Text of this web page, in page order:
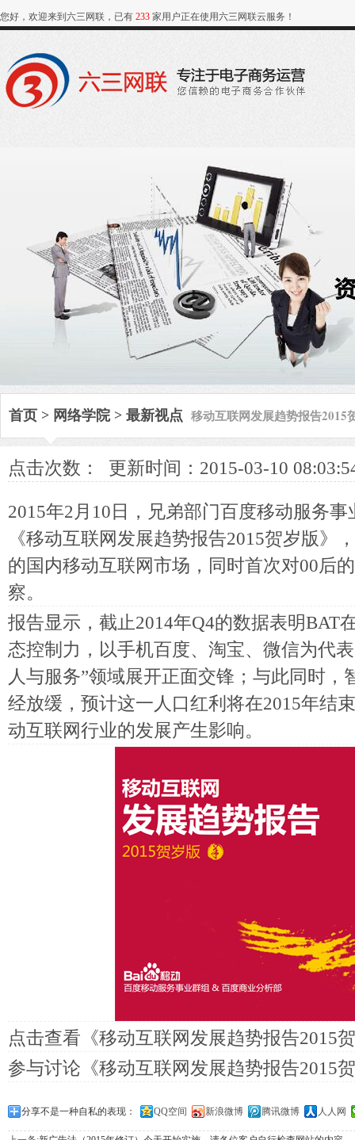
您好，欢迎来到六三网联，已有 233 家用户正在使用六三网联云服务！
首页 > 网络学院> 最新视点 移动互联网发展趋势报告2015
点击次数： 更新时间：2015-03-10
2015年2月10日，兄弟部门百度移动服务
《移动互联网发展趋势报告2015贺岁版》
的国内移动互联网市场，同时首次对00后
察。
报告显示，截止2014年Q4的数据表明BAT
态控制力，以手机百度、淘宝、微信为代
人与服务”领域展开正面交锋；与此同时，
经放缓，预计这一人口红利将在2015年结
动互联网行业的发展产生影响。
点击查看 《移动互联网发展趋势报告2015
参与讨论《移动互联网发展趋势报告2015
分享不是一种自私的表现： QQ空间 新浪微博 腾讯微博 人人网